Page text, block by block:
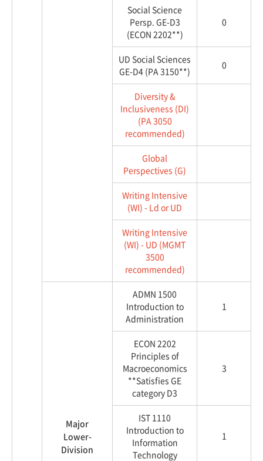
Social Science
Persp. GE-D3
(ECON 2202**)
0
UD Social Sciences
GE-D4 (PA 3150**)
0
Diversity &
Inclusiveness (DI)
(PA 3050
recommended)
Global
Perspectives (G)
Writing Intensive
(WI) - Ld or UD
Writing Intensive
(WI) - UD (MGMT
3500
recommended)
Major
Lower-
Division
ADMN 1500
Introduction to
Administration
1
ECON 2202
Principles of
Macroeconomics
**Satisfies GE
category D3
3
IST 1110
Introduction to
Information
Technology
1